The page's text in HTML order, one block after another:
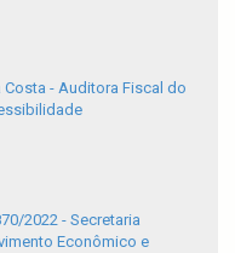
- Auditora Fiscal do
2022 - Secretaria
Econômico e